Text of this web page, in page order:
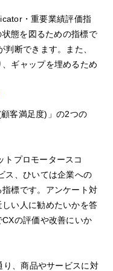
・重要業績評価指
態を図るための指標で
断できます。また、
ギャップを埋めるため
客満足度)」の2つの
プロモータースコ
ス、ひいては企業への
標です。アンケート対
い人に勧めたいかを答
の評価や改善にいか
、商品やサービスに対